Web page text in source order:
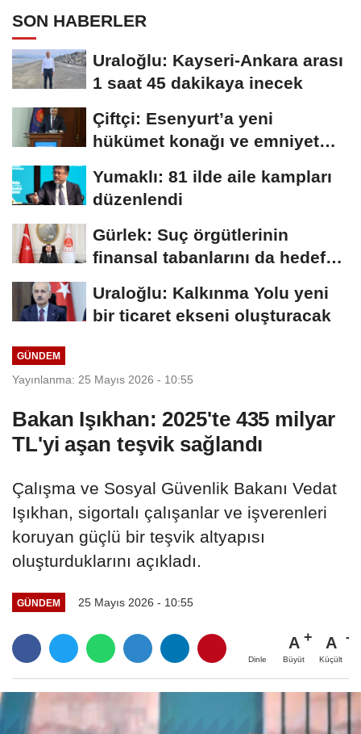
SON HABERLER
Uraloğlu: Kayseri-Ankara arası
1 saat 45 dakikaya inecek
Çiftçi: Esenyurt’a yeni
hükümet konağı ve emniyet
Yumaklı: 81 ilde aile kampları
düzenlendi
Gürlek: Suç örgütlerinin
finansal tabanlarını da hedef
Uraloğlu: Kalkınma Yolu yeni
bir ticaret ekseni oluşturacak
GÜNDEM
Yayınlanma: 25 Mayıs 2026 - 10:55
Bakan Işıkhan: 2025'te 435 milyar
TL'yi aşan teşvik sağlandı
Çalışma ve Sosyal Güvenlik Bakanı Vedat
Işıkhan, sigortalı çalışanlar ve işverenleri
koruyan güçlü bir teşvik altyapısı
oluşturduklarını açıkladı.
GÜNDEM 25 Mayıs 2026 - 10:55
Dinle
A
Büyüt
A
Küçült